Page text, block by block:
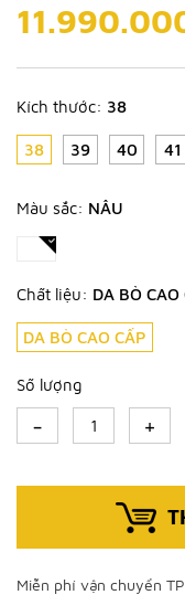
Kích thước: 38
38 39 40 41
Màu sắc: NÂU
Chất liệu: DA BÒ CAO
DA BÒ CAO CẤP
Số lượng
- +
Miễn phí vận chuyển